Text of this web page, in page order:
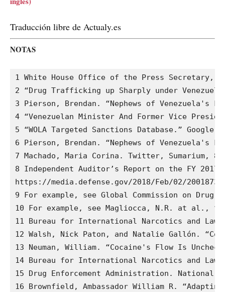
Traducción libre de Actualy.es
NOTAS
1 White House Office of the Press Secretary,
2 “Drug Trafficking up Sharply under
3 Pierson, Brendan. “Nephews of Venezuela's
4 “Venezuelan Minister And Former Vice
5 “WOLA Targeted Sanctions Database.” Google
6 Pierson, Brendan. “Nephews of Venezuela's
7 Machado, Maria Corina. Twitter, Sumarium, 8
8 Independent Auditor’s Report on the FY
https://media.defense.gov/2018/Feb/02/
9 For example, see Global Commission on Drug
10 For example, see Magliocca, N.R. at al.,
11 Bureau for International Narcotics and
12 Walsh, Nick Paton, and Natalie Gallón.
13 Neuman, William. “Cocaine's Flow Is
14 Bureau for International Narcotics and Law
15 Drug Enforcement Administration. National
16 Brownfield, Ambassador William R.